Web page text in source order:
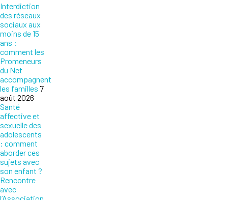
Interdiction
des réseaux
sociaux aux
moins de 15
ans :
comment les
Promeneurs
du Net
accompagnent
les familles 7
août 2026
Santé
affective et
sexuelle des
adolescents
: comment
aborder ces
sujets avec
son enfant ?
Rencontre
avec